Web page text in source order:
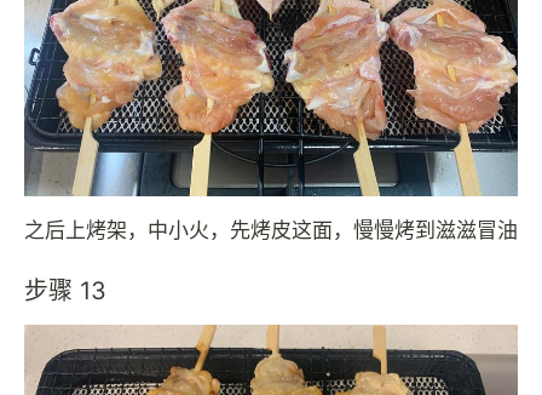
之后上烤架，中小火，先烤皮这面，慢慢烤到滋滋冒油
步骤 13